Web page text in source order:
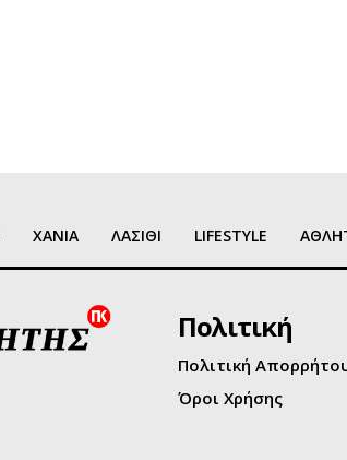
ΧΑΝΙΑ ΛΑΣΙΘΙ LIFESTYLE
Πολιτική
Πολιτική
Όροι Χρήσης